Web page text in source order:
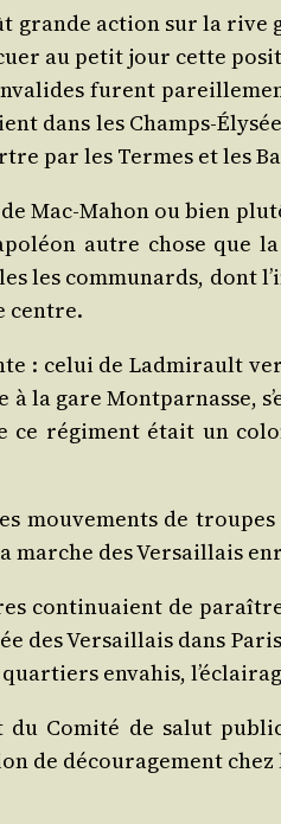
grande action sur la
au petit jour cette
furent
dans les Champs-
par les Termes et les
Mac-Mahon ou bien
autre chose
les com­mu­nards, dont
centre.
: celui de Lad­mi­rault
la gare Mont­par­nasse,
ce régi­ment était un
mou­ve­ments de
marche des Ver­saillais
conti­nuaient de
des Ver­saillais dans
quar­tiers enva­his,
Comi­té de salut
de décou­ra­ge­ment